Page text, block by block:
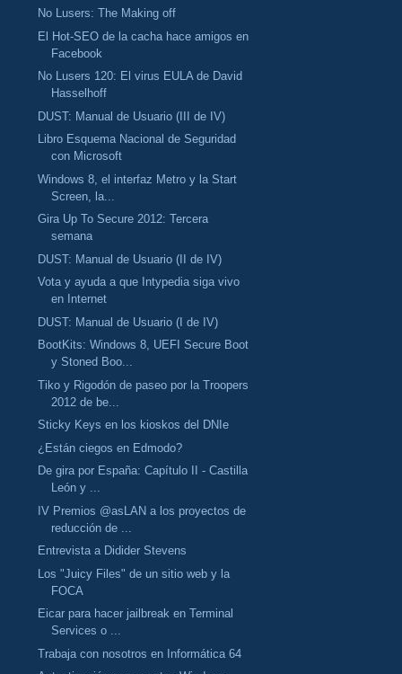
No Lusers: The Making off
El Hot-SEO de la cacha hace amigos en
Facebook
No Lusers 120: El virus EULA de David
Hasselhoff
DUST: Manual de Usuario (III de IV)
Libro Esquema Nacional de Seguridad
con Microsoft
Windows 8, el interfaz Metro y la Start
Screen, la...
Gira Up To Secure 2012: Tercera
semana
DUST: Manual de Usuario (II de IV)
Vota y ayuda a que Intypedia siga vivo
en Internet
DUST: Manual de Usuario (I de IV)
BootKits: Windows 8, UEFI Secure Boot
y Stoned Boo...
Tiko y Rigodón de paseo por la Troopers
2012 de be...
Sticky Keys en los kioskos del DNIe
¿Están ciegos en Edmodo?
De gira por España: Capítulo II - Castilla
León y ...
IV Premios @asLAN a los proyectos de
reducción de ...
Entrevista a Didider Stevens
Los "Juicy Files" de un sitio web y la
FOCA
Eicar para hacer jailbreak en Terminal
Services o ...
Trabaja con nosotros en Informática 64